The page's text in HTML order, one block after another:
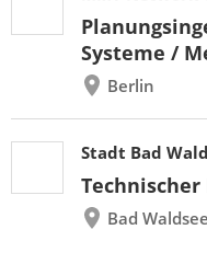
Systeme /
Berlin
Stadt Bad
Bad Waldsee